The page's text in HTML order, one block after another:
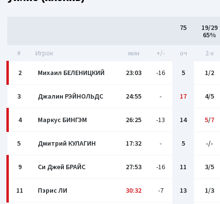
75
19/29
65%
# Игрок мин +/- оч 2-x
2 Михаил БЕЛЕНИЦКИЙ 23:03 -16 5 1/2
3 Джалин РЭЙНОЛЬДС 24:55 - 17 4/5
4 Маркус БИНГЭМ 26:25 -13 14 5/7
5 Дмитрий КУЛАГИН 17:32 - 5 -/-
9 Си Джей БРАЙС 27:53 -16 11 3/5
11 Пэрис ЛИ 30:32 -7 13 1/3